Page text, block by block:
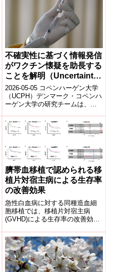
不確実性に基づく情報発信
がワクチン懐疑を助長する
ことを解明（Uncertainty-
based communication
fuels vaccine
2026-05-05 コペンハーゲン大学
（UCPH）デンマーク・コペンハ
ーゲン大学の研究チームは、不
の伝え方が、ワクチン懐疑論を
強め...
臍帯血移植で認められる移
植片対宿主病による生存率
の改善効果
急性白血病に対する同種造血細
胞移植では、移植片対宿主病
(GVHD)による生存率の改善効果
とを明らかにした。急性白血病
では移植片対宿主病による生存
率の改善効果が、臍帯血移植で
のみ顕著に認められることを明
らかにした。